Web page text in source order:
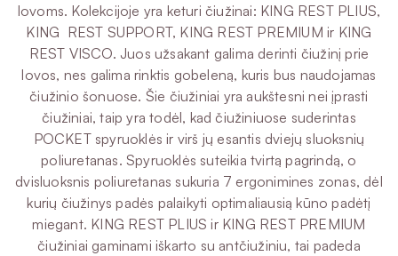
lovoms. Kolekcijoje yra keturi čiužinai: KING REST PLIUS,
KING REST SUPPORT, KING REST PREMIUM ir KING
REST VISCO. Juos užsakant galima derinti čiužinį prie
lovos, nes galima rinktis gobeleną, kuris bus naudojamas
čiužinio šonuose. Šie čiužiniai yra aukštesni nei įprasti
čiužiniai, taip yra todėl, kad čiužiniuose suderintas
POCKET spyruoklės ir virš jų esantis dviejų sluoksnių
poliuretanas. Spyruoklės suteikia tvirtą pagrindą, o
dvisluoksnis poliuretanas sukuria 7 ergonimines zonas, dėl
kurių čiužinys padės palaikyti optimaliausią kūno padėtį
miegant. KING REST PLIUS ir KING REST PREMIUM
čiužiniai gaminami iškarto su antčiužiniu, tai padeda